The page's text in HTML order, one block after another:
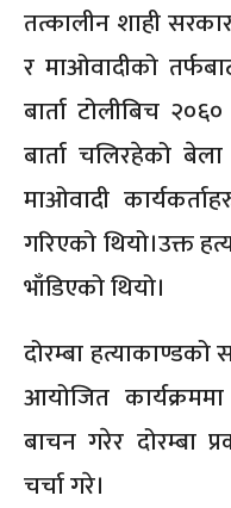
तत्कालीन शाही
र माओवादीको
बार्ता टोलीबिच
बार्ता चलिरहेको
माओवादी
गरिएको थियो।उक्त
भाँडिएको थियो।
दोरम्बा
आयोजित कार्यक्रममा
बाचन गरेर दोरम्बा
चर्चा गरे।